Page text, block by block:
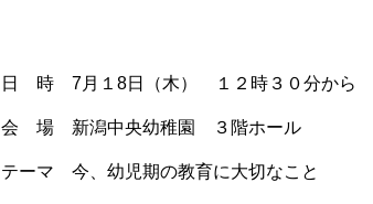
日 時 7月１8日（木） １２時３０分から
会 場 新潟中央幼稚園 ３階ホール
テーマ 今、幼児期の教育に大切なこと